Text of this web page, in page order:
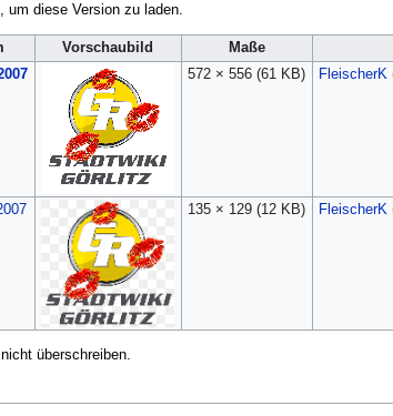
diese Version zu laden.
Vorschaubild Maße
572 × 556 (61 KB) FleischerK
135 × 129 (12 KB) FleischerK
überschreiben.